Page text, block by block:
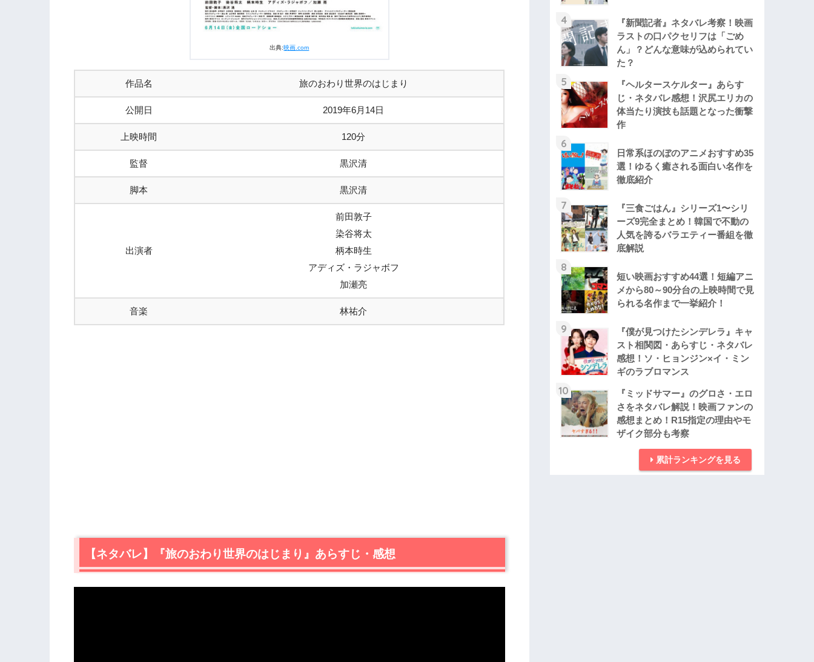
出典:映画.com
作品名 旅のおわり世界のはじまり
公開日 2019年6月14日
上映時間 120分
監督 黒沢清
脚本 黒沢清
出演者
前田敦子
染谷将太
柄本時生
アディズ・ラジャボフ
加瀬亮
音楽 林祐介
【ネタバレ】『旅のおわり世界のはじまり』あらすじ・感想
4
『新聞記者』ネタバレ考察！映画
ラストの口パクセリフは「ごめ
ん」？どんな意味が込められてい
た？
5
『ヘルタースケルター』あらす
じ・ネタバレ感想！沢尻エリカの
体当たり演技も話題となった衝撃
作
6
日常系ほのぼのアニメおすすめ35
選！ゆるく癒される面白い名作を
徹底紹介
7
『三食ごはん』シリーズ1〜シリ
ーズ9完全まとめ！韓国で不動の
人気を誇るバラエティー番組を徹
底解説
8
短い映画おすすめ44選！短編アニ
メから80～90分台の上映時間で見
られる名作まで一挙紹介！
9
『僕が見つけたシンデレラ』キャ
スト相関図・あらすじ・ネタバレ
感想！ソ・ヒョンジン×イ・ミン
ギのラブロマンス
10
『ミッドサマー』のグロさ・エロ
さをネタバレ解説！映画ファンの
感想まとめ！R15指定の理由やモ
ザイク部分も考察
累計ランキングを見る